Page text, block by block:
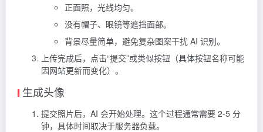
正面照，光线均匀。
没有帽子、眼镜等遮挡面部。
背景尽量简单，避免复杂图案干扰 AI 识别。
上传完成后，点击“提交”或类似按钮（具体按钮名称可能
因网站更新而变化）。
生成头像
提交照片后，AI 会开始处理。这个过程通常需要 2-5 分
钟，具体时间取决于服务器负载。